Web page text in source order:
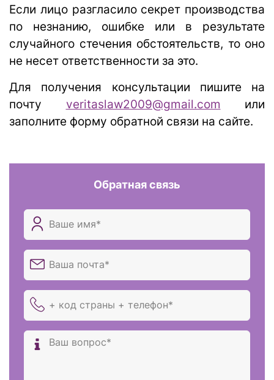
Если лицо разгласило секрет производства
по незнанию, ошибке или в результате
случайного стечения обстоятельств, то оно
не несет ответственности за это.
Для получения консультации пишите на
почту veritaslaw2009@gmail.com или
заполните форму обратной связи на сайте.
Обратная связь